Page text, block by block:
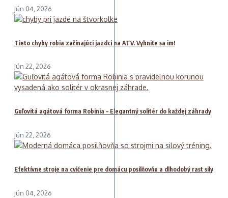
jún 04, 2026
Tieto chyby robia začínajúci jazdci na ATV. Vyhnite sa im!
jún 22, 2026
Guľovitá agátová forma Robinia – Elegantný solitér do každej záhrady
jún 22, 2026
Efektívne stroje na cvičenie pre domácu posilňovňu a dlhodobý rast sily
jún 04, 2026